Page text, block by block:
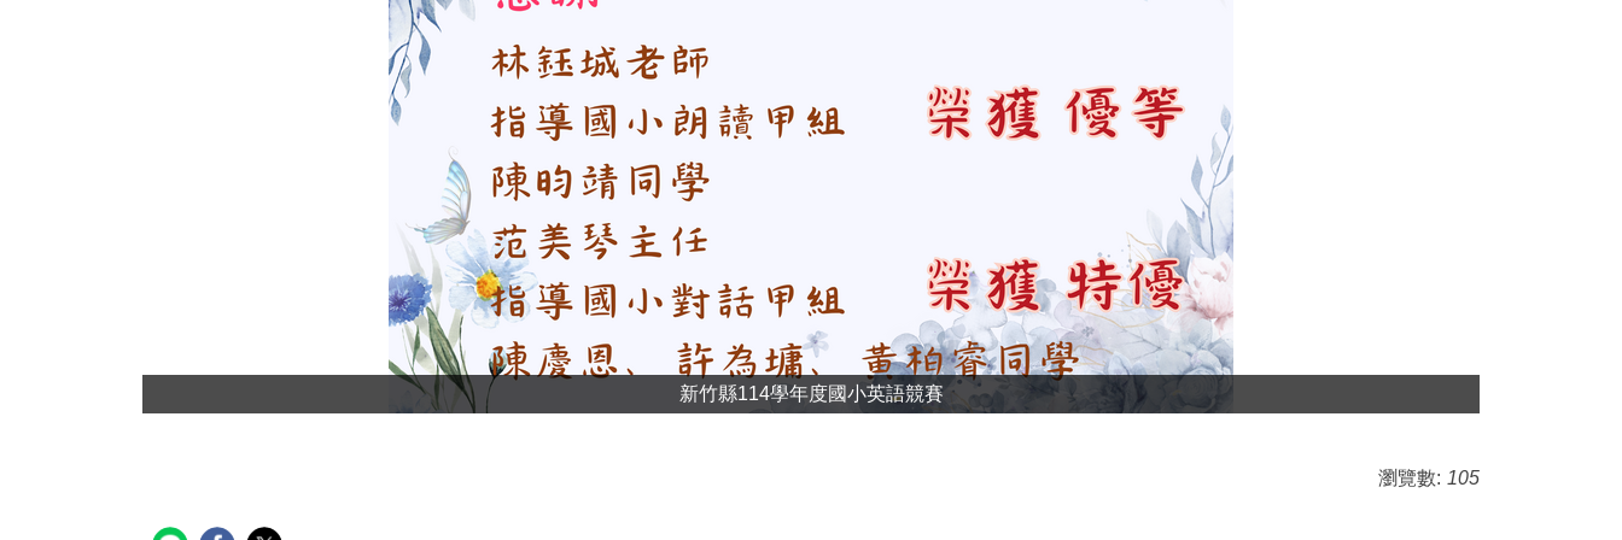
新竹縣114學年度國小英語競賽
瀏覽數: 105